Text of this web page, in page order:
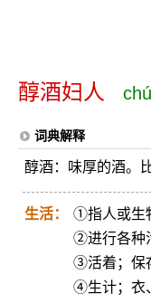
醇酒妇人
词典解释
醇酒：味厚的酒。
生活：
①指人或生
②进行各种
③活着；保
④生计；衣